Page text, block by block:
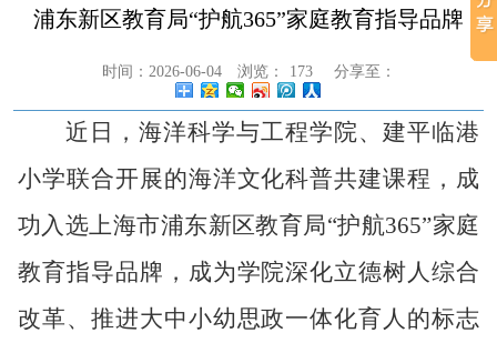
浦东新区教育局“护航365”家庭教育指导品牌
时间：2026-06-04 浏览： 173 分享至：
近日，海洋科学与工程学院、 建平临港
小学联合开展的海洋文化科普共建课程 ，成
功 入选上海市浦东新区教育局“护航365”家庭
教育指导品牌，成为学院深化立德树人综合
改革、推进大中小幼思政一体化育人的标志